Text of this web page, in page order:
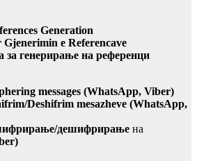
Generation
e Referencave
за генерирање на референци
messages (WhatsApp, Viber)
Deshifrim mesazheve (WhatsApp,
дешифрирање на